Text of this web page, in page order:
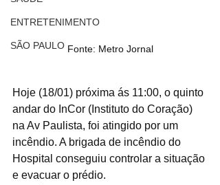
ENTRETENIMENTO
SÃO PAULO Fonte: Metro Jornal
Hoje (18/01) próxima ás 11:00, o quinto
andar do InCor (Instituto do Coração)
na Av Paulista, foi atingido por um
incêndio. A brigada de incêndio do
Hospital conseguiu controlar a situação
e evacuar o prédio.